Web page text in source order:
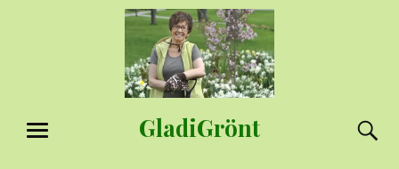
GladiGrönt
MENY